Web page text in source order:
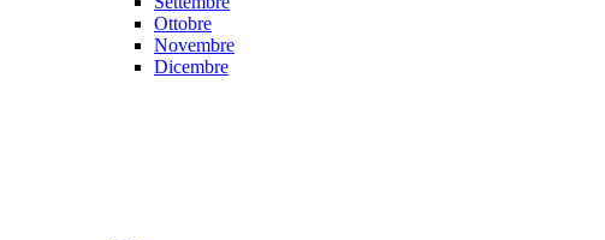
Ottobre
Novembre
Dicembre